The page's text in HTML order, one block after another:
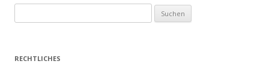
u
h
RECHTLICHES